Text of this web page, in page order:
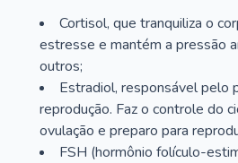
Cortisol, que tranquiliza o
estresse e mantém a pressão
outros;
Estradiol, responsável pelo
reprodução. Faz o controle do
ovulação e preparo para
FSH (hormônio folículo-